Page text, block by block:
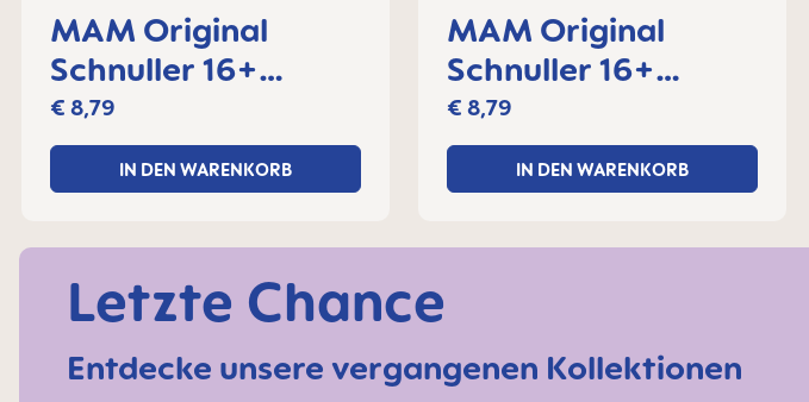
Letzte Chance
Entdecke unsere vergangenen Kollektionen
MAM Original
Schnuller 16+
Monate, 2er Set
€ 8,79
IN DEN WARENKORB
MAM Original
Schnuller 16+
Monate, 2er Set
€ 8,79
IN DEN WARENKORB